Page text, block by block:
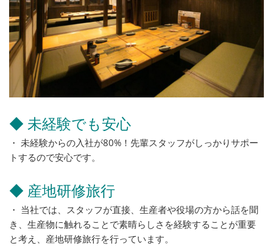
◆ 未経験でも安心
・ 未経験からの入社が80%！先輩スタッフがしっかりサポー
トするので安心です。
◆ 産地研修旅行
・ 当社では、スタッフが直接、生産者や役場の方から話を聞
き、生産物に触れることで素晴らしさを経験することが重要
と考え、産地研修旅行を行っています。